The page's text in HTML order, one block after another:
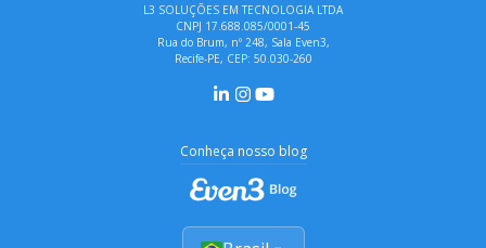
L3 SOLUÇÕES EM TECNOLOGIA LTDA
CNPJ 17.688.085/0001-45
Rua do Brum, nº 248, Sala Even3,
Recife-PE, CEP: 50.030-260
Conheça nosso blog